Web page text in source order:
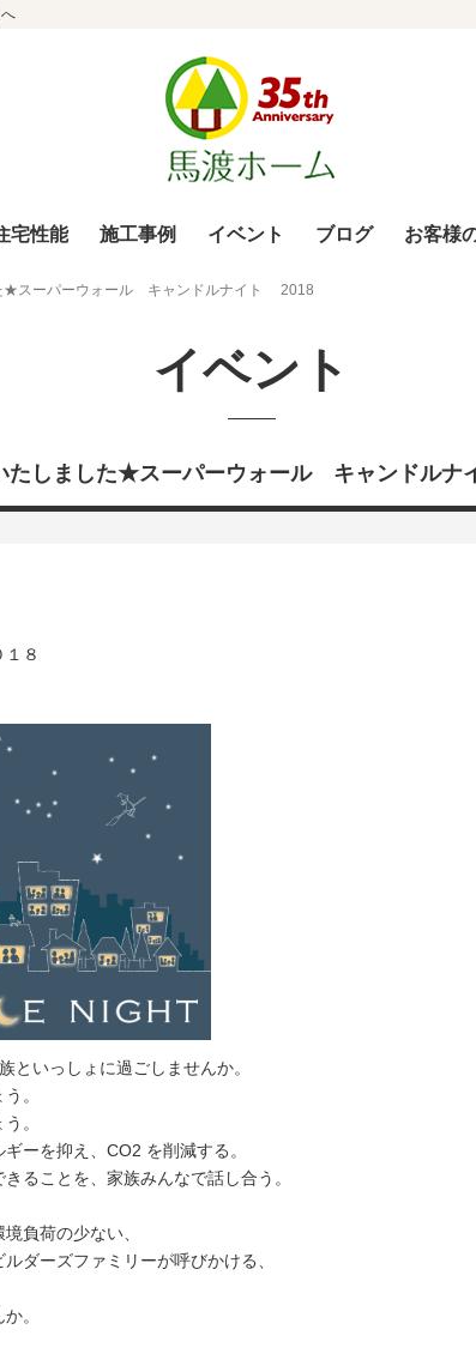
宅性能 施工事例 イベント ブログ お客様
★スーパーウォール キャンドルナイト 2018
イベント
たしました★スーパーウォール キャンドル
８
といっしょに過ごしませんか。
。
。
ーを抑え、CO2 を削減する。
ることを、家族みんなで話し合う。
負荷の少ない、
ダーズファミリーが呼びかける、
。